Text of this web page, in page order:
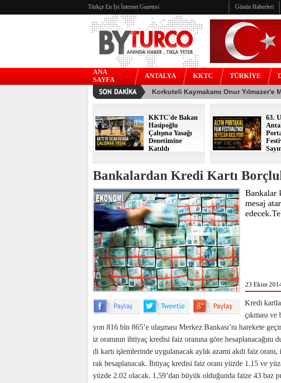
Türkçe En İyi İnternet Gazetesi Günün Haberleri
ANA
SAYFA
ANTALYA KKTC TÜRKİYE
KKTC'de Bakan
Hasipoğlu
Çalışma Yasağı
Denetimine
Katıldı
63.
Bankalardan Kredi Kartı
Bankalar
mesaj
23 Ekim
Kre­di
çık­ma­sı
yon 816 bin 865’e ulaş­ma­sı Mer­kez Ban­ka­sı­’nı ha­re­ke­te
iz ora­nı­nın ih­ti­yaç kre­di­si fa­iz ora­nı­na gö­re
di kar­tı iş­lem­le­rin­de uy­gu­la­na­cak ay­lık aza­mi ak­di fa­iz
rak he­sap­la­na­cak. İh­ti­yaç kre­di­si fa­iz ora­nı yüz­de 1.15 ve
yüz­de 2.02 ola­cak. 1,59’dan bü­yük ol­du­ğun­da fai­ze 43 baz